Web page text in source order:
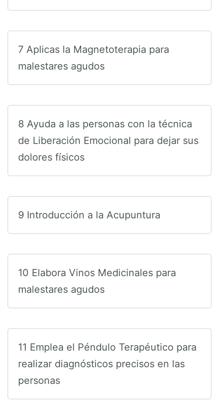
7 Aplicas la Magnetoterapia para
malestares agudos
8 Ayuda a las personas con la técnica
de Liberación Emocional para dejar sus
dolores físicos
9 Introducción a la Acupuntura
10 Elabora Vinos Medicinales para
malestares agudos
11 Emplea el Péndulo Terapéutico para
realizar diagnósticos precisos en las
personas